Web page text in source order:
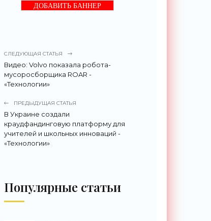
ДОБАВИТЬ БАННЕР
СЛЕДУЮЩАЯ СТАТЬЯ
Видео: Volvo показала робота-
мусоросборщика ROAR -
«Технологии»
ПРЕДЫДУЩАЯ СТАТЬЯ
В Украине создали
краудфандинговую платформу для
учителей и школьных инноваций -
«Технологии»
Популярные статьи